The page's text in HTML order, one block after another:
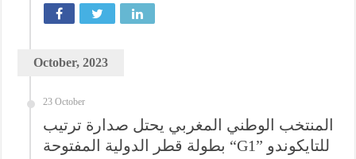
October, 2023
23 October
المنتخب الوطني المغربي يحتل صدارة ترتيب
بطولة قطر الدولية المفتوحة “G1” للتايكوندو